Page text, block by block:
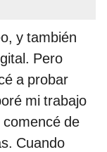
y también
Pero
a probar
mi trabajo
de
Cuando